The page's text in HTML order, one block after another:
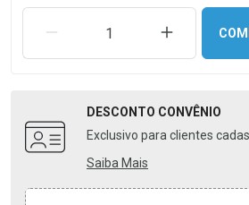
REMOVER UMA UNIDADEAUMENTAR
DESCONTO CONVÊNIO
Exclusivo para clientes
Saiba Mais